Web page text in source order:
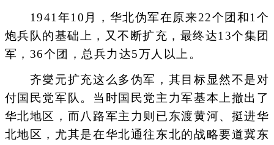
1941年10月，华北伪军在原来22个团和1个
炮兵队的基础上，又不断扩充，最终达13个集团
军，36个团，总兵力达5万人以上。
齐燮元扩充这么多伪军，其目标显然不是对
付国民党军队。当时国民党主力军基本上撤出了
华北地区，而八路军主力则已东渡黄河、挺进华
北地区，尤其是在华北通往东北的战略要道冀东